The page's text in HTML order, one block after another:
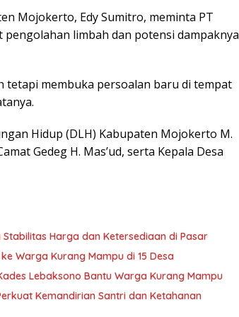
Mojokerto, Edy Sumitro, meminta PT
limbah dan potensi dampaknya
tetapi membuka persoalan baru di tempat
Hidup (DLH) Kabupaten Mojokerto M.
Gedeg H. Mas’ud, serta Kepala Desa
Harga dan Ketersediaan di Pasar
Warga Kurang Mampu di 15 Desa
Lebaksono Bantu Warga Kurang Mampu
Kemandirian Santri dan Ketahanan